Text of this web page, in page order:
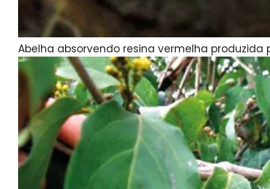
Abelha absorvendo resina vermelha